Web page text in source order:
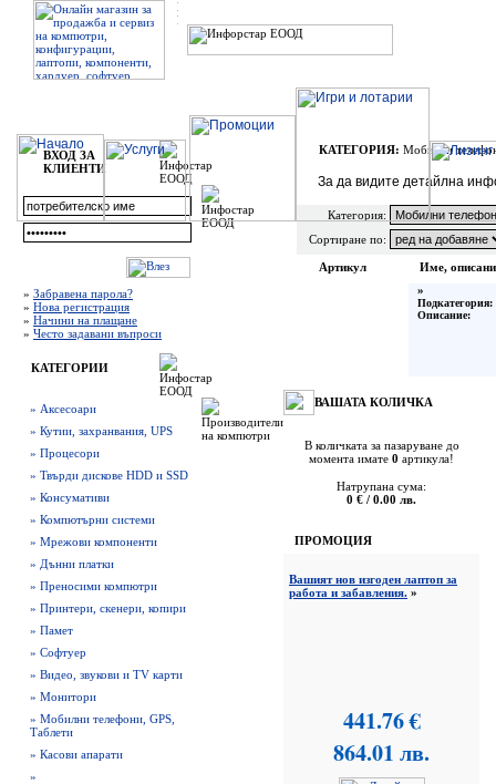
ВХОД ЗА
КЛИЕНТИ
» Забравена парола?
» Нова регистрация
» Начини на плащане
» Често задавани въпроси
КАТЕГОРИИ
» Аксесоари
» Кутии, захранвания, UPS
» Процесори
» Твърди дискове HDD и SSD
» Консумативи
» Компютърни системи
» Мрежови компоненти
» Дънни платки
» Преносими компютри
» Принтери, скенери, копири
» Памет
» Софтуер
» Видео, звукови и TV карти
» Монитори
» Мобилни телефони, GPS,
Таблети
» Касови апарати
»
КАТЕГОРИЯ: Мобилни
За да видите детайлна
Категория:
Сортиране по:
Артикул
Име,
»
Подкатегория:
Описание:
ВАШАТА КОЛИЧКА
В количката за пазаруване до
момента имате 0 артикула!
Натрупана сума:
0 € / 0.00 лв.
ПРОМОЦИЯ
Вашият нов изгоден лаптоп за
работа и забавления. »
441.76 €
864.01 лв.